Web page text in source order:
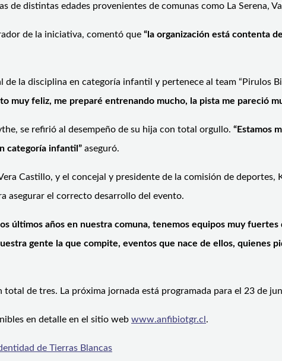
distintas edades provenientes de comunas como La Serena,
de la iniciativa, comentó que “la organización está contenta
de la disciplina en categoría infantil y pertenece al team “Pirulos
muy feliz, me preparé entrenando mucho, la pista me pareció
se refirió al desempeño de su hija con total orgullo. “Estamos
categoría infantil” aseguró.
Castillo, y el concejal y presidente de la comisión de deportes,
asegurar el correcto desarrollo del evento.
últimos años en nuestra comuna, tenemos equipos muy
gente la que compite, eventos que nace de ellos, quienes
de tres. La próxima jornada está programada para el 23 de
en detalle en el sitio web www.anfibiotgr.cl .
de Tierras Blancas